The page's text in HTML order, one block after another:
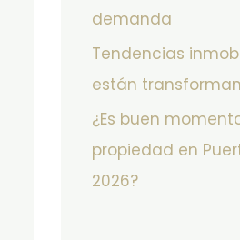
demanda
Tendencias
están
¿Es buen
propiedad en
2026?